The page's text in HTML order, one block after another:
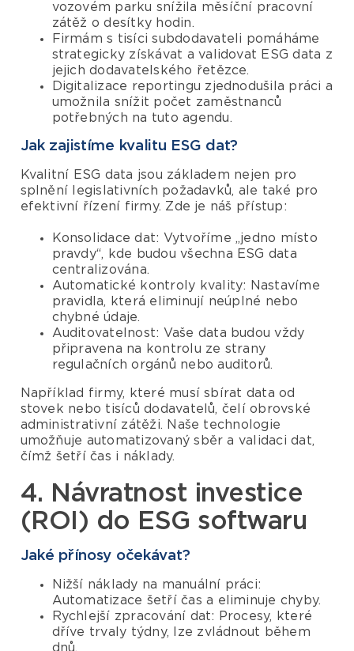
vozovém parku snížila měsíční pracovní
zátěž o desítky hodin.
Firmám s tisíci subdodavateli pomáháme
strategicky získávat a validovat ESG data z
jejich dodavatelského řetězce.
Digitalizace reportingu zjednodušila práci a
umožnila snížit počet zaměstnanců
potřebných na tuto agendu.
Jak zajistíme kvalitu ESG dat?
Kvalitní ESG data jsou základem nejen pro
splnění legislativních požadavků, ale také pro
efektivní řízení firmy. Zde je náš přístup:
Konsolidace dat: Vytvoříme „jedno místo
pravdy“, kde budou všechna ESG data
centralizována.
Automatické kontroly kvality: Nastavíme
pravidla, která eliminují neúplné nebo
chybné údaje.
Auditovatelnost: Vaše data budou vždy
připravena na kontrolu ze strany
regulačních orgánů nebo auditorů.
Například firmy, které musí sbírat data od
stovek nebo tisíců dodavatelů, čelí obrovské
administrativní zátěži. Naše technologie
umožňuje automatizovaný sběr a validaci dat,
čímž šetří čas i náklady.
4. Návratnost investice
(ROI) do ESG softwaru
Jaké přínosy očekávat?
Nižší náklady na manuální práci:
Automatizace šetří čas a eliminuje chyby.
Rychlejší zpracování dat: Procesy, které
dříve trvaly týdny, lze zvládnout během
dnů.